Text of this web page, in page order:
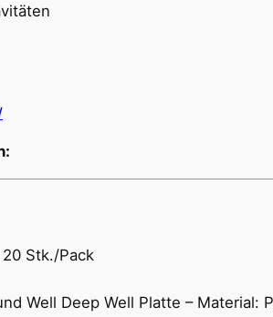
20 Stk./Pack
Well Deep Well Platte – Material: